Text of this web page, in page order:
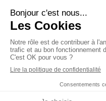
Politique
©2025 Cabinet Jean-Pierre